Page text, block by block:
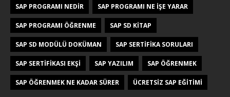
SAP PROGRAMI NEDIR SAP PROGRAMI NE IŞE YARAR
SAP PROGRAMI ÖĞRENME SAP SD KITAP
SAP SD MODÜLÜ DOKÜMAN SAP SERTIFIKA SORULARI
SAP SERTIFIKASI EKŞI SAP YAZILIM SAP ÖĞRENMEK
SAP ÖĞRENMEK NE KADAR SÜRER ÜCRETSIZ SAP EĞITIMI